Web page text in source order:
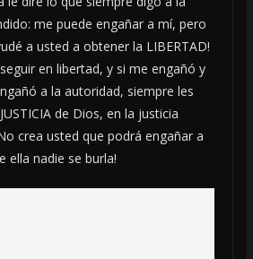
me puede engañar a mí, pero
a usted a obtener la LIBERTAD!
en libertad, y si me engañó y
a la autoridad, siempre les
de Dios, en la justicia
crea usted que podrá engañar a
ella nadie se burla!